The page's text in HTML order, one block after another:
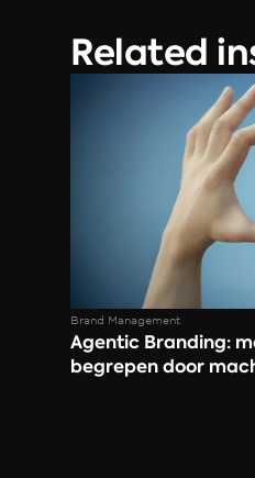
Related
Brand Management
Agentic Branding:
begrepen door